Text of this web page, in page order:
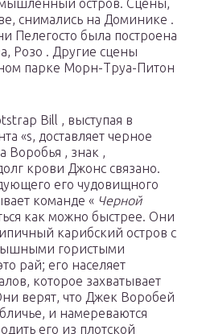
остров. Сцены,
снимались на Доминике .
Пелегосто была построена
Розо . Другие сцены
парке Морн-Труа-Питон
Bill , выступая в
«s, доставляет черное
Воробья , знак ,
крови Джонс связано.
его чудовищного
команде « Черной
как можно быстрее. Они
карибский остров с
гористыми
рай; его населяет
которое захватывает
верят, что Джек Воробей
и намереваются
его из плотской